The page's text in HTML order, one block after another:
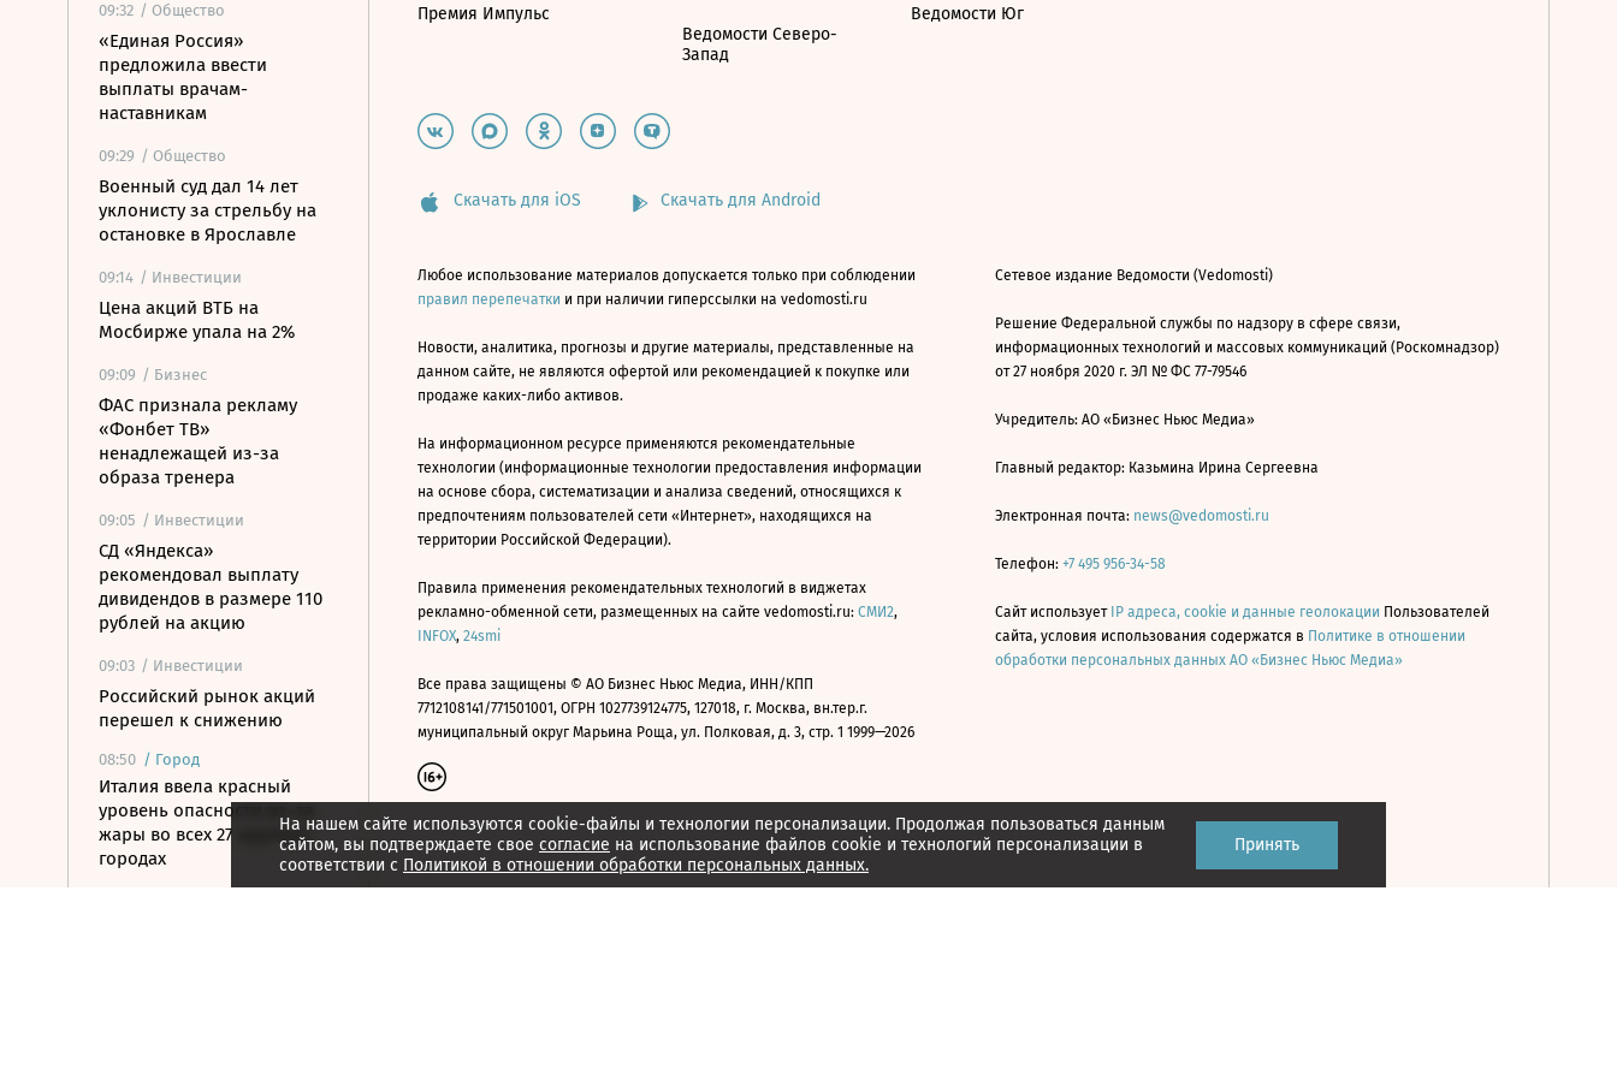
09:32 / Общество
«Единая Россия»
предложила ввести
выплаты врачам-
наставникам
09:29 / Общество
Военный суд дал 14 лет
уклонисту за стрельбу на
остановке в Ярославле
09:14 / Инвестиции
Цена акций ВТБ на
Мосбирже упала на 2%
09:09 / Бизнес
ФАС признала рекламу
«Фонбет ТВ»
ненадлежащей из-за
образа тренера
09:05 / Инвестиции
СД «Яндекса»
рекомендовал выплату
дивидендов в размере 110
рублей на акцию
09:03 / Инвестиции
Российский рынок акций
перешел к снижению
08:50 / Город
Италия ввела красный
уровень опасности из-за
жары во всех 27 крупных
городах
На нашем сайте используются cookie-файлы и технологии персонализации. Продолжая пользоваться данным
сайтом, вы подтверждаете свое согласие на использование файлов cookie и технологий персонализации в
соответствии с Политикой в отношении обработки персональных данных.
Принять
Премия Импульс
Ведомости Северо-
Запад
Ведомости Юг
Скачать для iOS Скачать для Android
Любое использование материалов допускается только при соблюдении
правил перепечатки и при наличии гиперссылки на vedomosti.ru
Новости, аналитика, прогнозы и другие материалы, представленные на
данном сайте, не являются офертой или рекомендацией к покупке или
продаже каких-либо активов.
На информационном ресурсе применяются рекомендательные
технологии (информационные технологии предоставления информации
на основе сбора, систематизации и анализа сведений, относящихся к
предпочтениям пользователей сети «Интернет», находящихся на
территории Российской Федерации).
Правила применения рекомендательных технологий в виджетах
рекламно-обменной сети, размещенных на сайте vedomosti.ru: СМИ2,
INFOX, 24smi
Все права защищены © АО Бизнес Ньюс Медиа, ИНН/КПП
7712108141/771501001, ОГРН 1027739124775, 127018, г. Москва, вн.тер.г.
муниципальный округ Марьина Роща, ул. Полковая, д. 3, стр. 1 1999—2026
Сетевое издание Ведомости (Vedomosti)
Решение Федеральной службы по надзору в сфере связи,
информационных технологий и массовых коммуникаций (Роскомнадзор)
от 27 ноября 2020 г. ЭЛ № ФС 77-79546
Учредитель: АО «Бизнес Ньюс Медиа»
Главный редактор: Казьмина Ирина Сергеевна
Электронная почта: news@vedomosti.ru
Телефон: +7 495 956-34-58
Сайт использует IP адреса, cookie и данные геолокации Пользователей
сайта, условия использования содержатся в Политике в отношении
обработки персональных данных АО «Бизнес Ньюс Медиа»